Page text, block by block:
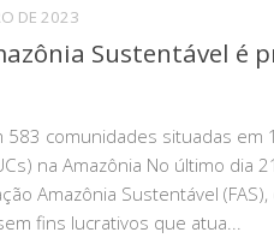
DE 2023
Sustentável é
583 comunidades situadas em
na Amazônia No último dia
Amazônia Sustentável (FAS),
fins lucrativos que atua...